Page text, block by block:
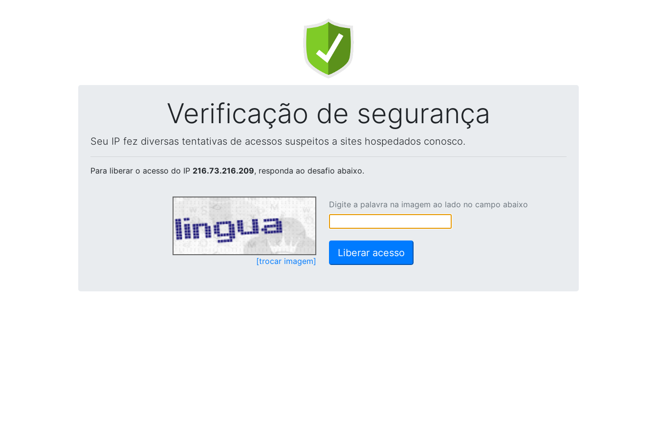
Verificação de segurança
Seu IP fez diversas tentativas de acessos suspeitos a sites hospedados conosco.
Para liberar o acesso do IP 216.73.216.209, responda ao desafio abaixo.
[trocar imagem]
Digite a palavra na imagem ao lado no campo abaixo